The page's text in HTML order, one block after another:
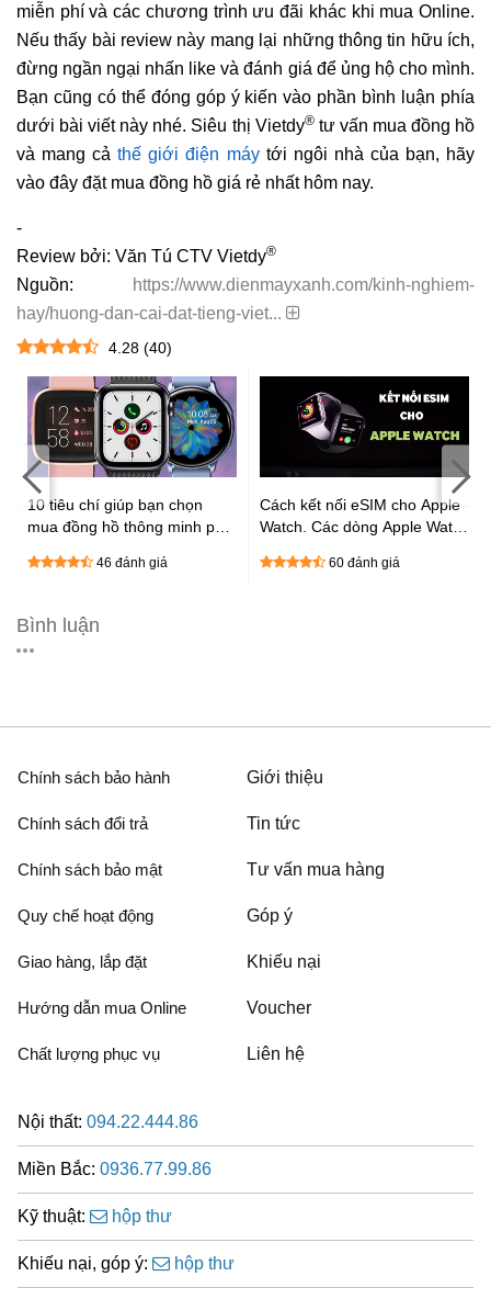
miễn phí và các chương trình ưu đãi khác khi mua Online.
Nếu thấy bài review này mang lại những thông tin hữu ích,
đừng ngần ngại nhấn like và đánh giá để ủng hộ cho mình.
Bạn cũng có thể đóng góp ý kiến vào phần bình luận phía
dưới bài viết này nhé. Siêu thị Vietdy®tư vấn mua đồng hồ
và mang cảthế giới điện máytới ngôi nhà của bạn, hãy
vào đây đặt mua đồng hồ giá rẻ nhất hôm nay.
-
Review bởi: Văn Tú CTV Vietdy®
Nguồn:
https://www.dienmayxanh.com/kinh-nghiem-
hay/huong-dan-cai-dat-tieng-viet...
4.28 (40)
10 tiêu chí giúp bạn chọn
mua đồng hồ thông minh phù
46 đánh giá
Cách kết nối eSIM cho Apple
Watch. Các dòng Apple Watch
60 đánh giá
Bình luận
Chính sách bảo hành
Chính sách đổi trả
Chính sách bảo mật
Quy chế hoạt động
Giao hàng, lắp đặt
Hướng dẫn mua Online
Chất lượng phục vụ
Giới thiệu
Tin tức
Tư vấn mua hàng
Góp ý
Khiếu nại
Voucher
Liên hệ
Nội thất: 094.22.444.86
Miền Bắc: 0936.77.99.86
Kỹ thuật: hộp thư
Khiếu nại, góp ý: hộp thư